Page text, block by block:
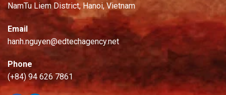
NamTu Liem District, Hanoi, Vietnam
Email
hanh.nguyen@edtechagency.net
Phone
(+84) 94 626 7861